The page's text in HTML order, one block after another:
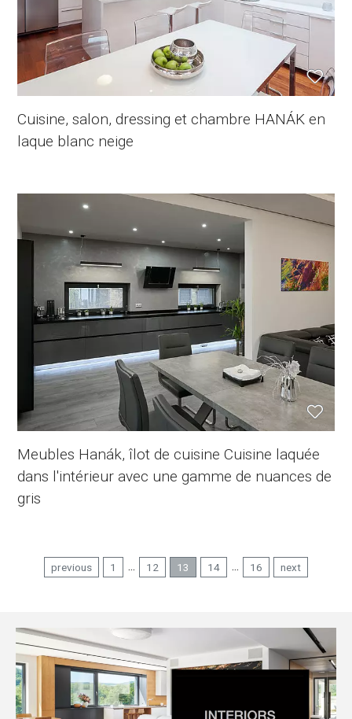
Cuisine, salon, dressing et chambre HANÁK en
laque blanc neige
Meubles Hanák, îlot de cuisine Cuisine laquée
dans l'intérieur avec une gamme de nuances de
gris
previous 1 ... 12 13 14 ... 16 next